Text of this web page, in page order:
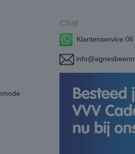
Chat
Klantenservice